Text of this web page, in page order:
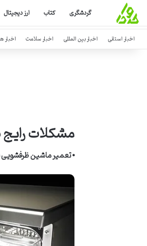
گردشگری کتاب ارز دیجیتال
اخبار استانی اخبار بین المللی اخبار سلامت اخبار
مشکلات
⦁تعمیر ماشین ظرفشویی